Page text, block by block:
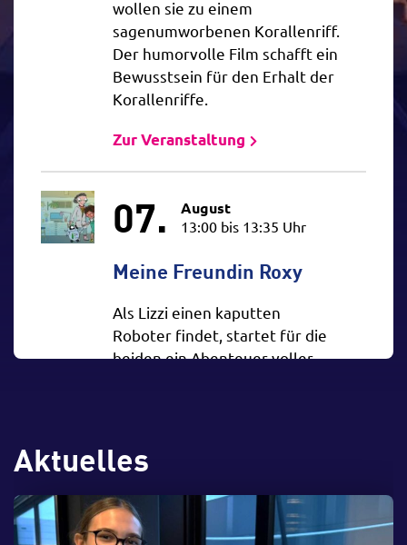
wollen sie zu einem
sagenumworbenen Korallenriff.
Der humorvolle Film schafft ein
Bewusstsein für den Erhalt der
Korallenriffe.
Zur Veranstaltung
07. August
13:00 bis 13:35 Uhr
Meine Freundin Roxy
Als Lizzi einen kaputten
Roboter findet, startet für die
beiden ein Abenteuer voller
07. 14:00 bis 14:26 Uhr
Aktuelles